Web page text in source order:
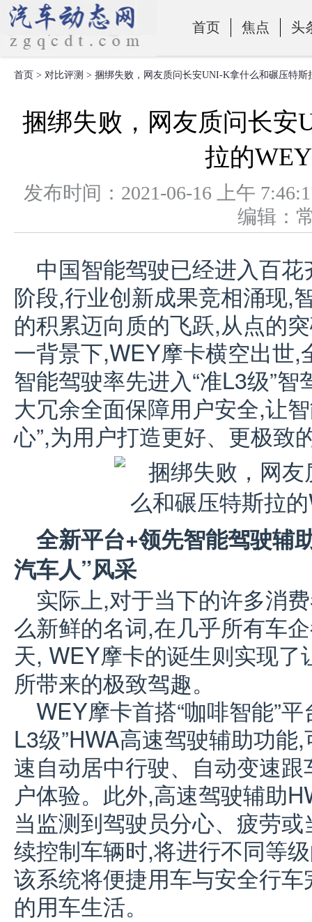
首页 焦点 头
零部件
首页 > 对比评测 > 捆绑失败，网友质问长安UNI-K拿什么和碾压特斯
捆绑失败，网友质问长安
拉的
发布时间：2021-06-16 上午
编辑
中国智能驾驶已经进入百
阶段,行业创新成果竞相涌现,
的积累迈向质的飞跃,从点的
一背景下,WEY摩卡横空出世
智能驾驶率先进入“准L3级”
大冗余全面保障用户安全,让
心”,为用户打造更好、更极致
全新平台+领先智能驾驶辅
汽车人”风采
实际上,对于当下的许多消
么新鲜的名词,在几乎所有车
天, WEY摩卡的诞生则实现
所带来的极致驾趣。
WEY摩卡首搭“咖啡智能”
L3级”HWA高速驾驶辅助功
速自动居中行驶、自动变速
户体验。此外,高速驾驶辅助
当监测到驾驶员分心、疲劳
续控制车辆时,将进行不同等
该系统将便捷用车与安全行
的用车生活。